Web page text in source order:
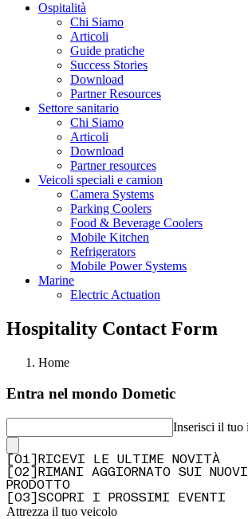
Ospitalità
Chi Siamo
Articoli
Guide pratiche
Success Stories
Download
Partner Resources
Settore sanitario
Chi Siamo
Articoli
Download
Partner resources
Veicoli speciali e camion
Camera Systems
Parking Coolers
Food & Beverage Coolers
Mobile Kitchen
Refrigerators
Mobile Power Systems
Marine
Electric Actuation
Hospitality Contact Form
Home
Entra nel mondo Dometic
Inserisci il tuo
[01] RICEVI LE ULTIME NOVITÀ
[02] RIMANI AGGIORNATO SUI
PRODOTTO
[03] SCOPRI I PROSSIMI EVENTI
Attrezza il tuo veicolo